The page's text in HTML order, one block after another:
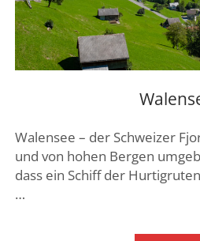
DREI SEEN
GENFER SEE –
JURA
ZÜRICH
Walensee – der Schweizer
und von hohen Bergen
dass ein Schiff der
…